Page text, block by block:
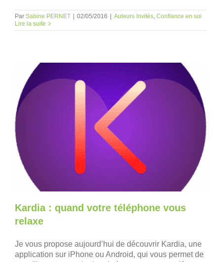
Par Sabine PERNET | 02/05/2016 | Auteurs Invités Confiance en soi
Lire la suite
Kardia : quand votre téléphone vous
relaxe
Je vous propose aujourd’hui de découvrir Kardia, une
application sur iPhone ou Android, qui vous permet de